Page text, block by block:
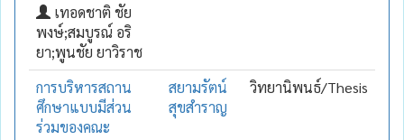
เทอดชาติ ชัย
พงษ์;สมบูรณ์ อริ
ยา;พูนชัย ยาวิราช
การบริหารสถาน
ศึกษาแบบมีส่วน
ร่วมของคณะ
สยามรัตน์
สุขสำราญ
วิทยานิพนธ์/Thesis